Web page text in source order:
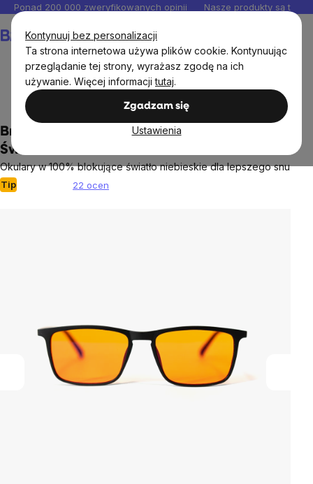
Kontynuuj bez personalizacji
Ta strona internetowa używa plików cookie. Kontynuując
przeglądanie tej strony, wyrażasz zgodę na ich
używanie. Więcej informacjitutaj.
Zgadzam się
Ustawienia
Przejść
do
treści
Ponad 200 000 zweryfikowanych opinii Nasze produkty są
BrainMax Okulary Blokujące Niebieskie
Światło
Okulary w 100% blokujące światło niebieskie dla lepszego snu
Tip
Średnia
22 ocen